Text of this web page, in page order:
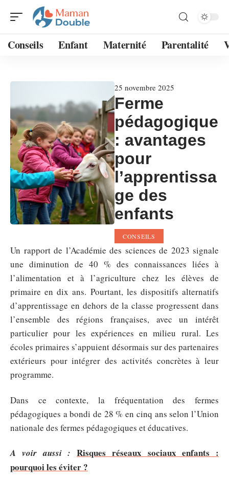
Conseils Enfant Maternité Parentalité
25 novembre 2025
Ferme
pédagogique
: avantages
pour
l’apprentissa
ge des
enfants
CONSEILS
Un rapport de l’Académie des sciences de 2023 signale
une diminution de 40 % des connaissances liées à
l’alimentation et à l’agriculture chez les élèves de
primaire en dix ans. Pourtant, les dispositifs alternatifs
d’apprentissage en dehors de la classe progressent dans
l’ensemble des régions françaises, avec un intérêt
particulier pour les expériences en milieu rural. Les
écoles primaires s’appuient désormais sur des partenaires
extérieurs pour intégrer des activités concrètes à leur
programme.
Dans ce contexte, la fréquentation des fermes
pédagogiques a bondi de 28 % en cinq ans selon l’Union
nationale des fermes pédagogiques et éducatives.
A voir aussi : Risques réseaux sociaux enfants :
pourquoi les éviter ?